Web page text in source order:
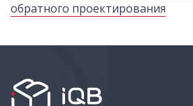
обратного проектирования